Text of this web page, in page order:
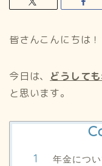
皆さんこんにちは！
今日は、 どうして
と思います。
年金につい